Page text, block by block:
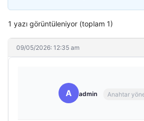
1 yazı görüntüleniyor (toplam 1)
09/05/2026: 12:35 am
A admin Anahtar